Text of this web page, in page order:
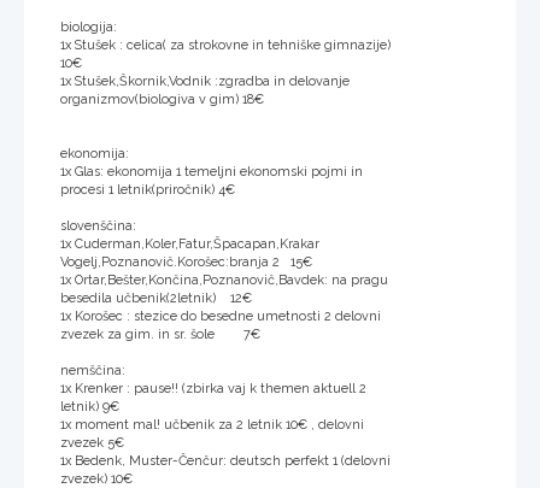
biologija:
1x Stušek : celica( za strokovne in tehniške gimnazije)
10€
1x Stušek,Škornik,Vodnik :zgradba in delovanje
organizmov(biologiva v gim) 18€
ekonomija:
1x Glas: ekonomija 1 temeljni ekonomski pojmi in
procesi 1 letnik(priročnik) 4€
slovenščina:
1x Cuderman,Koler,Fatur,Špacapan,Krakar
Vogelj,Poznanovič.Korošec:branja 2 15€
1x Ortar,Bešter,Končina,Poznanovič,Bavdek: na pragu
besedila učbenik(2letnik) 12€
1x Korošec : stezice do besedne umetnosti 2 delovni
zvezek za gim. in sr. šole 7€
nemščina:
1x Krenker : pause!! (zbirka vaj k themen aktuell 2
letnik) 9€
1x moment mal! učbenik za 2 letnik 10€ , delovni
zvezek 5€
1x Bedenk, Muster-Čenčur: deutsch perfekt 1 (delovni
zvezek) 10€